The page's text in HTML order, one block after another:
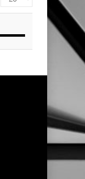
#